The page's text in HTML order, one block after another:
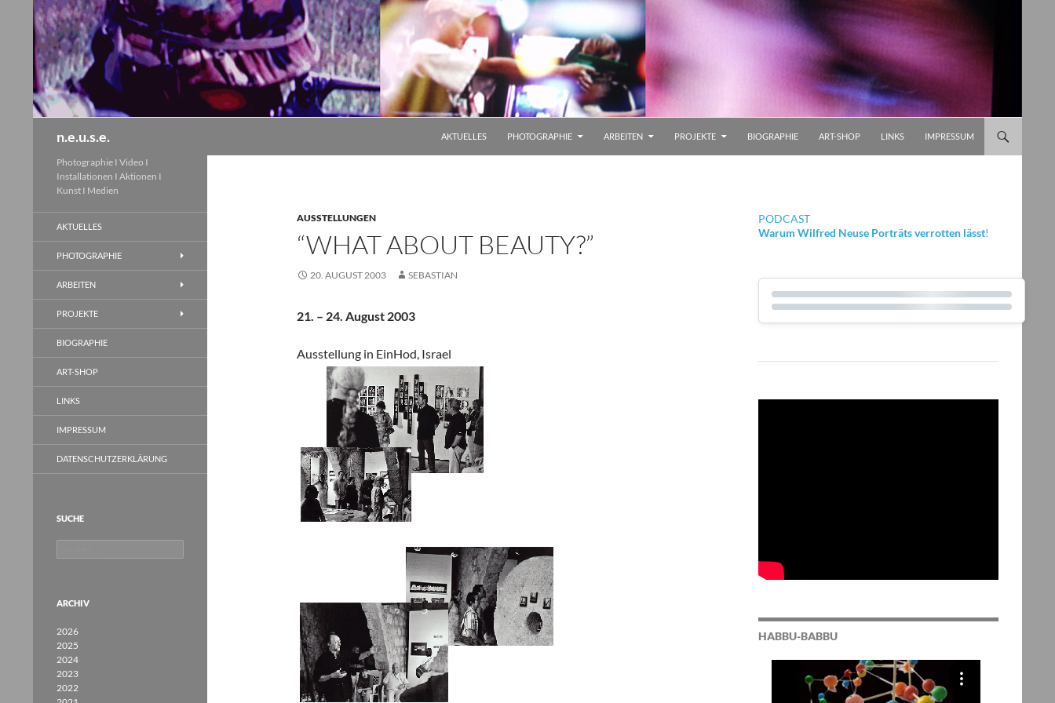
springen
n.e.u.s.e. AKTUELLES PHOTOGRAPHIE ARBEITEN PROJEKTE BIOGRAPHIE ART-SHOP LINKS IMPRESSUM
AUSSTELLUNGEN
“WHAT ABOUT BEAUTY?”
20. AUGUST 2003 SEBASTIAN
21. – 24. August 2003
Ausstellung in EinHod, Israel
PODCAST
Warum Wilfred Neuse Porträts verrotten lässt!
HABBU-BABBU
Photographie I Video I
Installationen I Aktionen I
Kunst I Medien
AKTUELLES
PHOTOGRAPHIE
ARBEITEN
PROJEKTE
BIOGRAPHIE
ART-SHOP
LINKS
IMPRESSUM
DATENSCHUTZERKLÄRUNG
SUCHE
nach:
ARCHIV
2026
2025
2024
2023
2022